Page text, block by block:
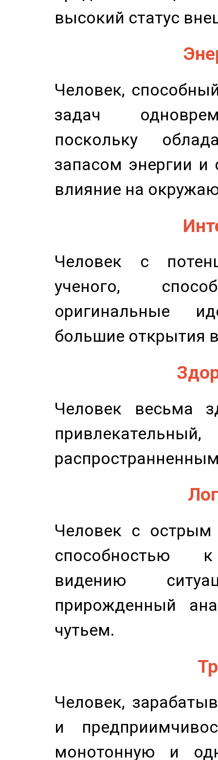
высокий статус
Человек,
задач
поскольку
запасом энергии и
влияние на
Человек с
ученого,
оригинальные
большие открытия
Человек весьма
Человек с
способностью к
видению
прирожденный
чутьем.
Человек,
и
монотонную и